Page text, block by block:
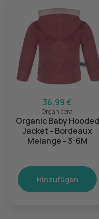
36,99 €
Organicera
Organic Baby Hooded
Jacket - Bordeaux
Melange - 3-6M
Hinzufügen